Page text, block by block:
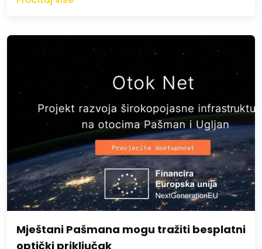
Mještani Pašmana mogu tražiti besplatni
optički priključak